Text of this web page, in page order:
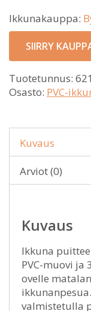
Ikkunakauppa:
SIIRRY
Tuotetunnus:
Osasto: PVC-
Kuvaus
Arviot (0)
Kuvaus
Ikkuna
PVC-muovi ja
ovelle
valmistetulla